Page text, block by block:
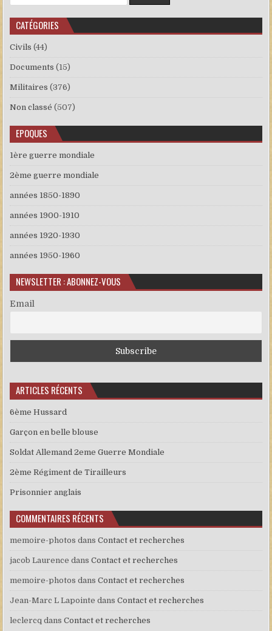
CATÉGORIES
Civils (44)
Documents (15)
Militaires (376)
Non classé (507)
EPOQUES
1ère guerre mondiale
2ème guerre mondiale
années 1850-1890
années 1900-1910
années 1920-1930
années 1950-1960
NEWSLETTER : ABONNEZ-VOUS
Email
ARTICLES RÉCENTS
6ème Hussard
Garçon en belle blouse
Soldat Allemand 2eme Guerre Mondiale
2ème Régiment de Tirailleurs
Prisonnier anglais
COMMENTAIRES RÉCENTS
memoire-photos dansContact et recherches
jacob Laurence dansContact et recherches
memoire-photos dansContact et recherches
Jean-Marc L Lapointe dansContact et recherches
leclercq dansContact et recherches